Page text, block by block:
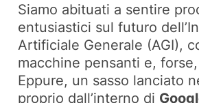
Siamo abituati a sentire
entusiastici sul futuro
Artificiale Generale (AGI),
macchine pensanti e,
Eppure, un sasso lanciato
proprio dall’interno di